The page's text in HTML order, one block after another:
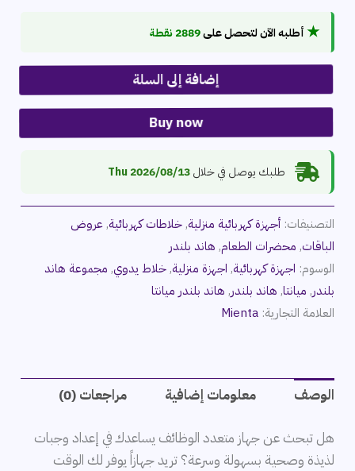
★أطلبه الآن لتحصل على2889 نقطة
إضافة إلى السلة
Buy now
طلبك يوصل في خلال2026/08/13 Thu
التصنيفات:أجهزة كهربائية منزلية,خلاطات كهربائية,عروض
الباقات, محضرات الطعام, هاند بلندر
الوسوم: اجهزة كهربائية, اجهزة منزلية,خلاط يدوي, مجموعة هاند
بلندر, ميانتا, هاند بلندر, هاند بلندر ميانتا
العلامة التجارية:Mienta
الوصف معلومات إضافية مراجعات (0)
هل تبحث عن جهاز متعدد الوظائف يساعدك في إعداد وجبات
لذيذة وصحية بسهولة وسرعة؟ تريد جهازاً يوفر لك الوقت